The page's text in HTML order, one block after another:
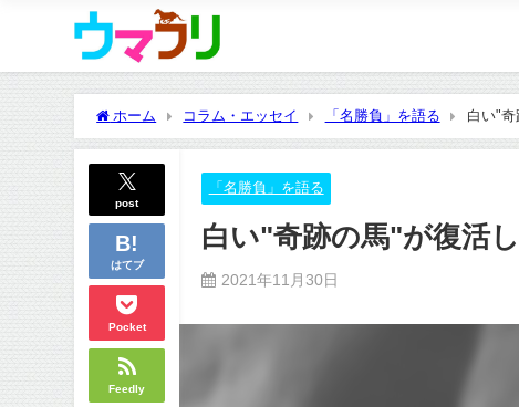
ホーム コラム・エッセイ 「名勝負」を語る 白い"奇
post
はてブ
Pocket
Feedly
「名勝負」を語る
白い"奇跡の馬"が復活
2021年11月30日